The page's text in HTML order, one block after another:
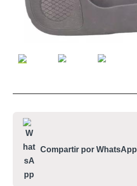
Compartir por WhatsApp